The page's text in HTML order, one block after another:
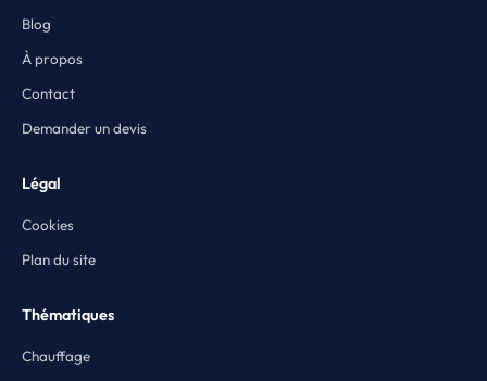
Blog
À propos
Contact
Demander un devis
Légal
Cookies
Plan du site
Thématiques
Chauffage